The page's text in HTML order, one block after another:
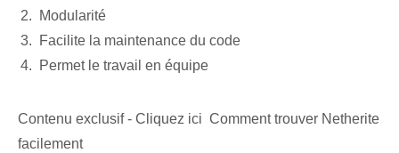
Modularité
Facilite la maintenance du code
Permet le travail en équipe
Contenu exclusif - Cliquez ici Comment trouver Netherite
facilement